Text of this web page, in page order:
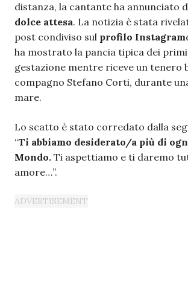
distanza, la cantante ha annunciato
dolce attesa. La notizia è stata
post condiviso sul profilo Instagram
ha mostrato la pancia tipica dei
gestazione mentre riceve un tenero
compagno Stefano Corti, durante
mare.
Lo scatto è stato corredato dalla
“Ti abbiamo desiderato/a più di
Mondo. Ti aspettiamo e ti daremo
amore…”.